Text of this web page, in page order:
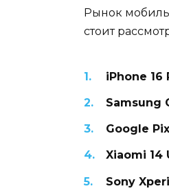
Рынок
стоит
iPhone 16
Samsung
Google
Xiaomi 14
Sony